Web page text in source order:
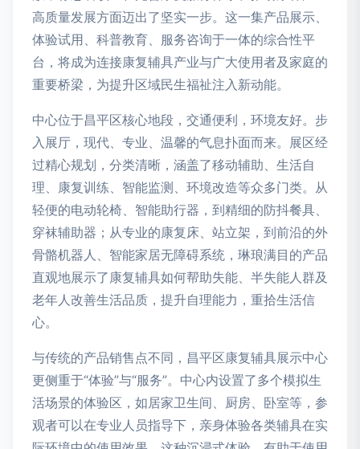
高质量发展方面迈出了坚实一步。这一集产品展示、
体验试用、科普教育、服务咨询于一体的综合性平
台，将成为连接康复辅具产业与广大使用者及家庭的
重要桥梁，为提升区域民生福祉注入新动能。
中心位于昌平区核心地段，交通便利，环境友好。步
入展厅，现代、专业、温馨的气息扑面而来。展区经
过精心规划，分类清晰，涵盖了移动辅助、生活自
理、康复训练、智能监测、环境改造等众多门类。从
轻便的电动轮椅、智能助行器，到精细的防抖餐具、
穿袜辅助器；从专业的康复床、站立架，到前沿的外
骨骼机器人、智能家居无障碍系统，琳琅满目的产品
直观地展示了康复辅具如何帮助失能、半失能人群及
老年人改善生活品质，提升自理能力，重拾生活信
心。
与传统的产品销售点不同，昌平区康复辅具展示中心
更侧重于“体验”与“服务”。中心内设置了多个模拟生
活场景的体验区，如居家卫生间、厨房、卧室等，参
观者可以在专业人员指导下，亲身体验各类辅具在实